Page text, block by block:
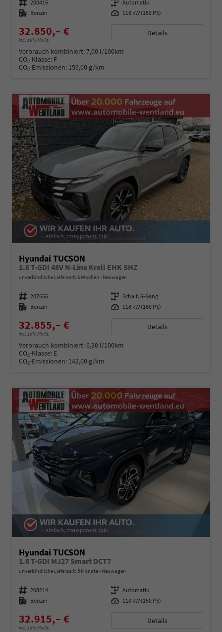
Fahrzeugnummer 200416 Getriebe Automatik
Kraftstoff Benzin Leistung 110 kW (150 PS)
32.850,– €
incl. 19% MwSt.
Details
Verbrauch kombiniert:7,00 l/100km
CO2-Klasse: F
CO2-Emissionen: 159,00 g/km
Hyundai TUCSON
1.6 T-GDI 48V N-Line Krell EHK SHZ
unverbindliche Lieferzeit: 6 Wochen Neuwagen
Fahrzeugnummer 207656 Getriebe Schalt. 6-Gang
Kraftstoff Benzin Leistung 118 kW (160 PS)
32.855,– €
incl. 19% MwSt.
Details
Verbrauch kombiniert:6,30 l/100km
CO2-Klasse: E
CO2-Emissionen: 142,00 g/km
Hyundai TUCSON
1.6 T-GDI MJ27 Smart DCT7
unverbindliche Lieferzeit: 5 Monate Neuwagen
Fahrzeugnummer 208214 Getriebe Automatik
Kraftstoff Benzin Leistung 110 kW (150 PS)
32.915,– €
incl. 19% MwSt.
Details